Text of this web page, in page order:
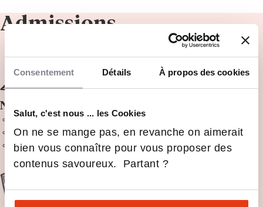
Consentement Détails À propos des cookies
Salut, c'est nous ... les Cookies
On ne se mange pas, en revanche on aimerait
bien vous connaître pour vous proposer des
contenus savoureux. Partant ?
Admissions
Niveau Bac ou équivalent
Candidature et questionnaire en ligne
Épreuve écrite en ligne
Entretien de motivation